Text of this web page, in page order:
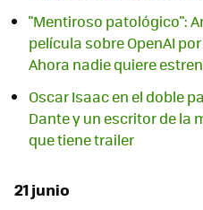
"Mentiroso patológico":
película sobre OpenAI
Ahora nadie quiere
Oscar Isaac en el doble
Dante y un escritor de la
que tiene trailer
21 junio